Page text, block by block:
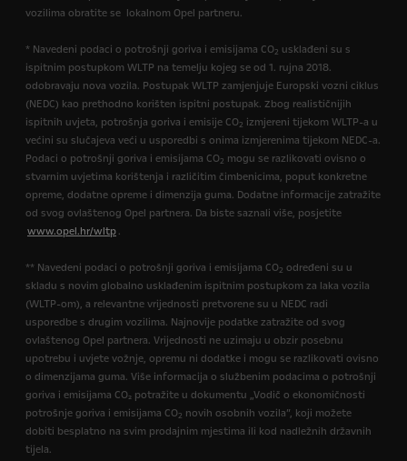
vozilima obratite se lokalnom Opel partneru.
* Navedeni podaci o potrošnji goriva i emisijama CO2 usklađeni su s
ispitnim postupkom WLTP na temelju kojeg se od 1. rujna 2018.
odobravaju nova vozila. Postupak WLTP zamjenjuje Europski vozni ciklus
(NEDC) kao prethodno korišten ispitni postupak. Zbog realističnijih
ispitnih uvjeta, potrošnja goriva i emisije CO2 izmjereni tijekom WLTP-a u
većini su slučajeva veći u usporedbi s onima izmjerenima tijekom NEDC-a.
Podaci o potrošnji goriva i emisijama CO2 mogu se razlikovati ovisno o
stvarnim uvjetima korištenja i različitim čimbenicima, poput konkretne
opreme, dodatne opreme i dimenzija guma. Dodatne informacije zatražite
od svog ovlaštenog Opel partnera. Da biste saznali više, posjetite
www.opel.hr/wltp .
** Navedeni podaci o potrošnji goriva i emisijama CO2 određeni su u
skladu s novim globalno usklađenim ispitnim postupkom za laka vozila
(WLTP-om), a relevantne vrijednosti pretvorene su u NEDC radi
usporedbe s drugim vozilima. Najnovije podatke zatražite od svog
ovlaštenog Opel partnera. Vrijednosti ne uzimaju u obzir posebnu
upotrebu i uvjete vožnje, opremu ni dodatke i mogu se razlikovati ovisno
o dimenzijama guma. Više informacija o službenim podacima o potrošnji
goriva i emisijama CO₂ potražite u dokumentu „Vodič o ekonomičnosti
potrošnje goriva i emisijama CO2 novih osobnih vozila”, koji možete
dobiti besplatno na svim prodajnim mjestima ili kod nadležnih državnih
tijela.